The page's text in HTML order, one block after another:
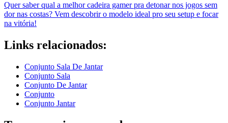
Quer saber qual a melhor cadeira gamer pra detonar nos jogos sem
dor nas costas? Vem descobrir o modelo ideal pro seu setup e focar
na vitória!
Links relacionados:
Conjunto Sala De Jantar
Conjunto Sala
Conjunto De Jantar
Conjunto
Conjunto Jantar